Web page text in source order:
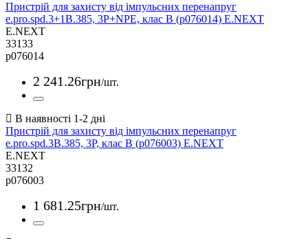
Пристрій для захисту від імпульсних перенапруг
e.pro.spd.3+1B.385, 3P+NPE, клас В (p076014) E.NEXT
E.NEXT
33133
p076014
2 241.26грн/шт.
Пристрій для захисту від імпульсних перенапруг
e.pro.spd.3B.385, 3P, клас В (p076003) E.NEXT
E.NEXT
33132
p076003
1 681.25грн/шт.